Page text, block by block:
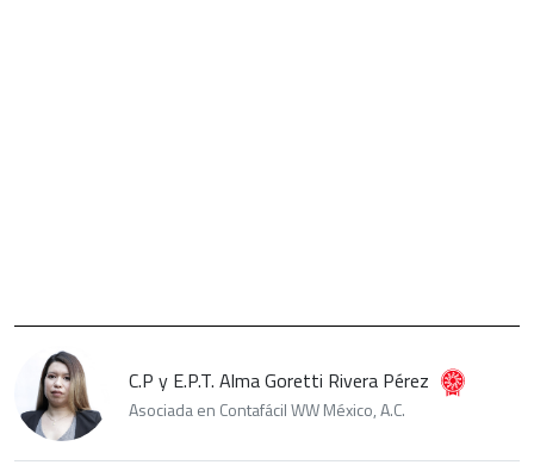
C.P y E.P.T. Alma Goretti Rivera Pérez
Asociada en Contafácil WW México, A.C.